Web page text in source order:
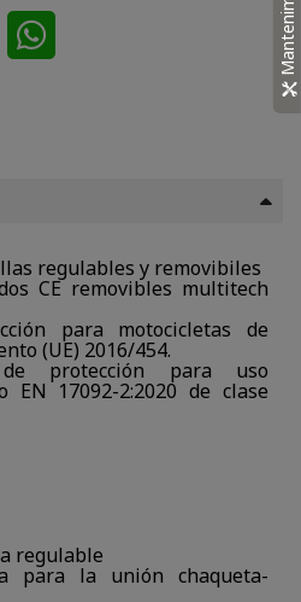
regulables y removibiles
CE removibles multitech
para motocicletas de
(UE) 2016/454.
protección para uso
EN 17092-2:2020 de clase
regulable
para la unión chaqueta-